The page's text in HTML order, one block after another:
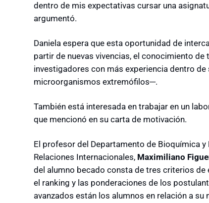
dentro de mis expectativas cursar una
argumentó.
Daniela espera que esta oportunidad de
partir de nuevas vivencias, el conocimiento
investigadores con más experiencia dentro
microorganismos extremófilos─.
También está interesada en trabajar en un
que mencionó en su carta de motivación.
El profesor del Departamento de Bioquímica
Relaciones Internacionales, Maximiliano
del alumno becado consta de tres criterios de
el ranking y las ponderaciones de los
avanzados están los alumnos en relación a su